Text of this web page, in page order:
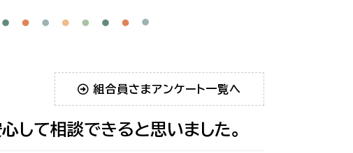
組合員さまアンケート一覧へ
して相談できると思いました。